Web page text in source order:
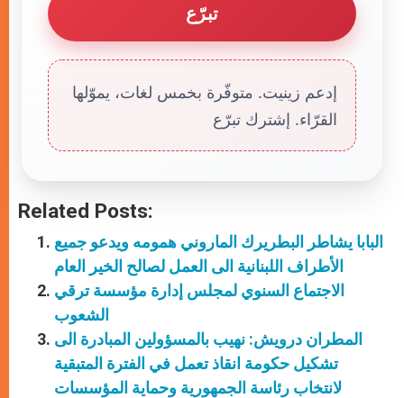
تبرّع
إدعم زينيت. متوفّرة بخمس لغات، يموّلها
القرّاء. إشترك تبرّع
Related Posts:
البابا يشاطر البطريرك الماروني همومه ويدعو جميع
الأطراف اللبنانية الى العمل لصالح الخير العام
الاجتماع السنوي لمجلس إدارة مؤسسة ترقي
الشعوب
المطران درويش: نهيب بالمسؤولين المبادرة الى
تشكيل حكومة انقاذ تعمل في الفترة المتبقية
لانتخاب رئاسة الجمهورية وحماية المؤسسات